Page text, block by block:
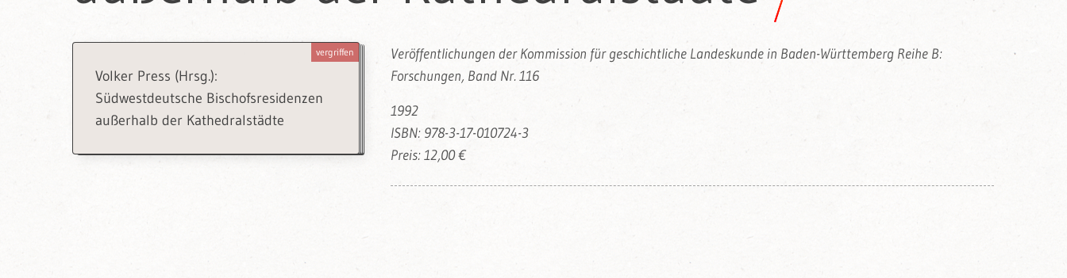
Volker Press (Hrsg.):
Südwestdeutsche Bischofsresidenzen
außerhalb der Kathedralstädte
vergriffen
Veröffentlichungen der Kommission für geschichtliche Landeskunde in Baden-Württemberg Reihe B:
Forschungen, Band Nr. 116
1992
ISBN: 978-3-17-010724-3
Preis: 12,00 €